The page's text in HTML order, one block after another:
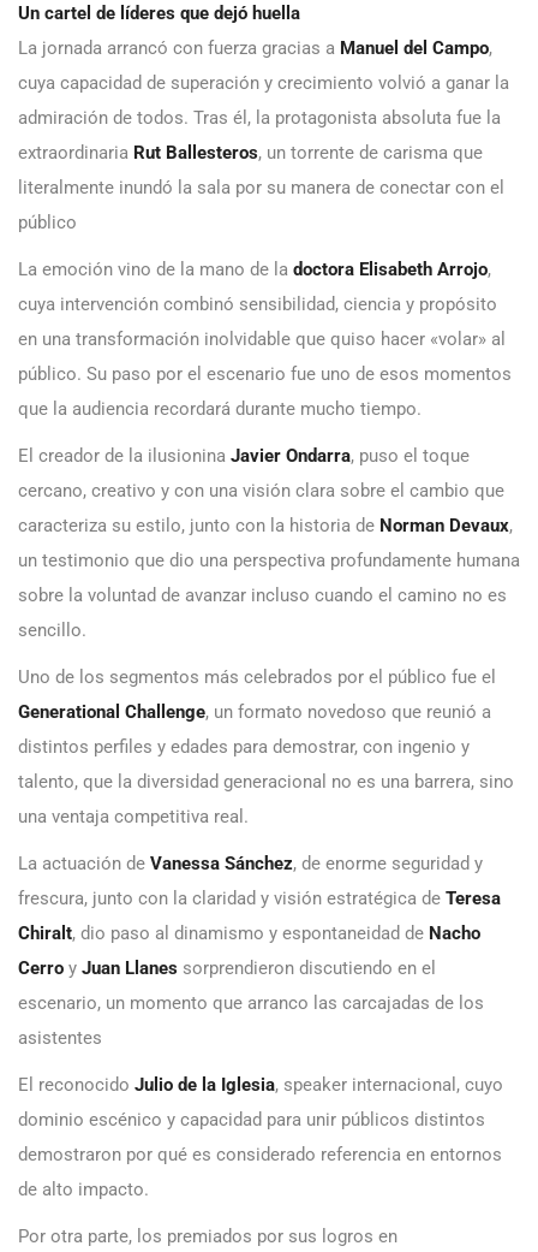
Un cartel de líderes que dejó huella
La jornada arrancó con fuerza gracias a Manuel del Campo,
cuya capacidad de superación y crecimiento volvió a ganar la
admiración de todos. Tras él, la protagonista absoluta fue la
extraordinaria Rut Ballesteros, un torrente de carisma que
literalmente inundó la sala por su manera de conectar con el
público
La emoción vino de la mano de la doctora Elisabeth Arrojo,
cuya intervención combinó sensibilidad, ciencia y propósito
en una transformación inolvidable que quiso hacer «volar» al
público. Su paso por el escenario fue uno de esos momentos
que la audiencia recordará durante mucho tiempo.
El creador de la ilusionina Javier Ondarra, puso el toque
cercano, creativo y con una visión clara sobre el cambio que
caracteriza su estilo, junto con la historia de Norman Devaux,
un testimonio que dio una perspectiva profundamente humana
sobre la voluntad de avanzar incluso cuando el camino no es
sencillo.
Uno de los segmentos más celebrados por el público fue el
Generational Challenge, un formato novedoso que reunió a
distintos perfiles y edades para demostrar, con ingenio y
talento, que la diversidad generacional no es una barrera, sino
una ventaja competitiva real.
La actuación de Vanessa Sánchez, de enorme seguridad y
frescura, junto con la claridad y visión estratégica de Teresa
Chiralt, dio paso al dinamismo y espontaneidad de Nacho
Cerro y Juan Llanes sorprendieron discutiendo en el
escenario, un momento que arranco las carcajadas de los
asistentes
El reconocido Julio de la Iglesia, speaker internacional, cuyo
dominio escénico y capacidad para unir públicos distintos
demostraron por qué es considerado referencia en entornos
de alto impacto.
Por otra parte, los premiados por sus logros en